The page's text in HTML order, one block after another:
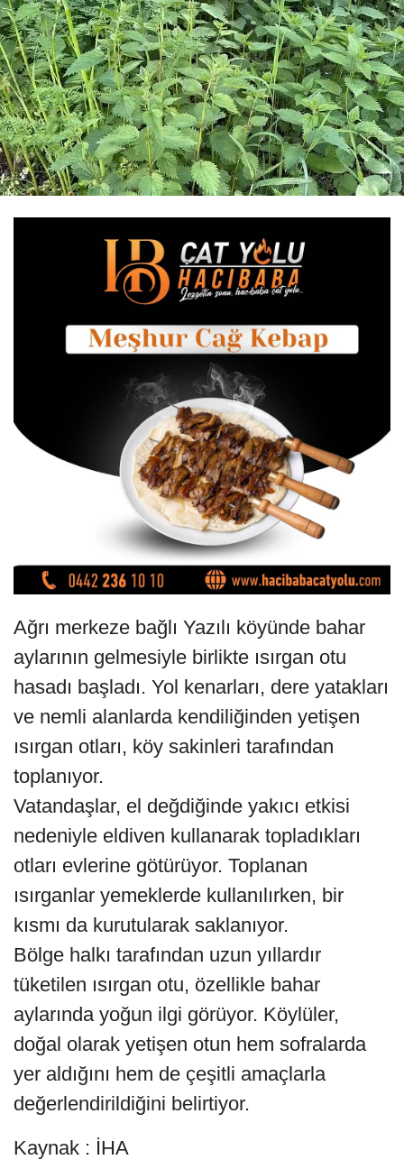
Ağrı merkeze bağlı Yazılı köyünde bahar
aylarının gelmesiyle birlikte ısırgan otu
hasadı başladı. Yol kenarları, dere yatakları
ve nemli alanlarda kendiliğinden yetişen
ısırgan otları, köy sakinleri tarafından
toplanıyor.
Vatandaşlar, el değdiğinde yakıcı etkisi
nedeniyle eldiven kullanarak topladıkları
otları evlerine götürüyor. Toplanan
ısırganlar yemeklerde kullanılırken, bir
kısmı da kurutularak saklanıyor.
Bölge halkı tarafından uzun yıllardır
tüketilen ısırgan otu, özellikle bahar
aylarında yoğun ilgi görüyor. Köylüler,
doğal olarak yetişen otun hem sofralarda
yer aldığını hem de çeşitli amaçlarla
değerlendirildiğini belirtiyor.
Kaynak : İHA